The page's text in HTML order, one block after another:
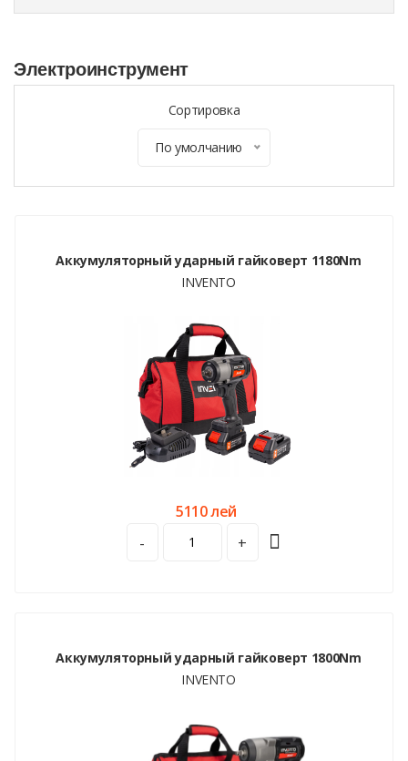
Электроинструмент
Сортировка
По умолчанию
Аккумуляторный ударный гайковерт 1180Nm
INVENTO
5110 лей
-
+
Аккумуляторный ударный гайковерт 1800Nm
INVENTO